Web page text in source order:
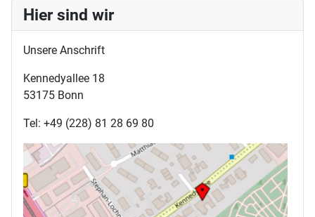
Hier sind wir
Unsere Anschrift
Kennedyallee 18
53175 Bonn
Tel: +49 (228) 81 28 69 80